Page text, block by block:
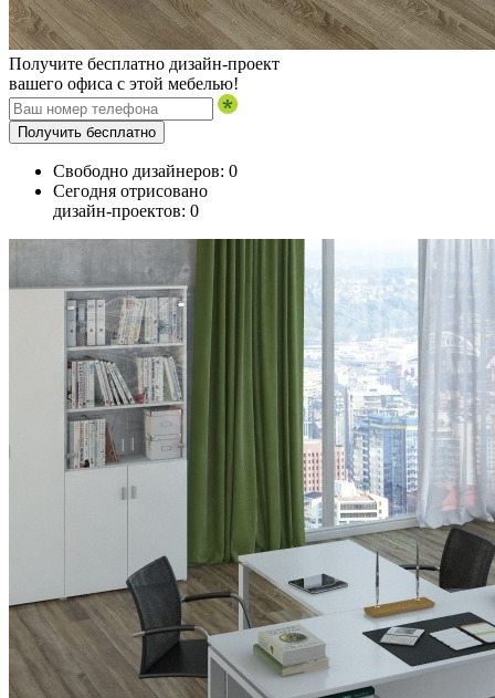
Получите бесплатно дизайн-проект
вашего офиса с этой мебелью!
Получить бесплатно
Свободно дизайнеров: 0
Сегодня отрисовано
дизайн-проектов: 0